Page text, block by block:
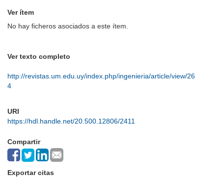
Ver ítem
No hay ficheros asociados a este ítem.
Ver texto completo
http://revistas.um.edu.uy/index.php/ingenieria/article/view/26
4
URI
https://hdl.handle.net/20.500.12806/2411
Compartir
Exportar citas